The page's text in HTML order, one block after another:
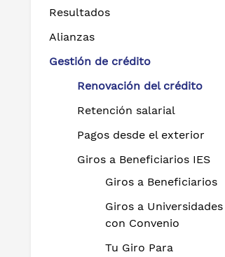
Resultados
Alianzas
Gestión de crédito
Renovación del crédito
Retención salarial
Pagos desde el exterior
Giros a Beneficiarios IES
Giros a Beneficiarios
Giros a Universidades
con Convenio
Tu Giro Para